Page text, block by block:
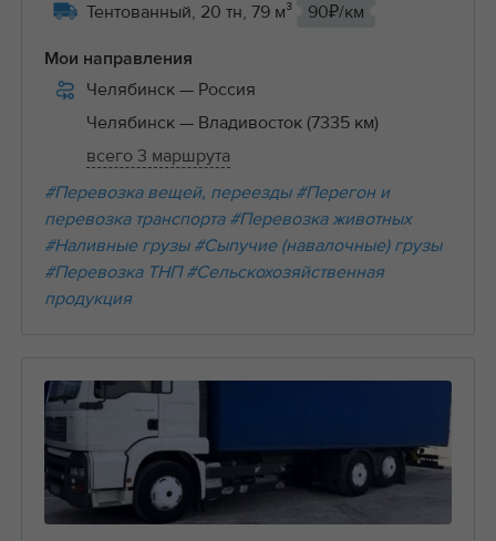
Тентованный, 20 тн, 79 м³ 90₽/км
Мои направления
Челябинск — Россия
Челябинск — Владивосток (7335 км)
всего 3 маршрута
#Перевозка вещей, переезды #Перегон и
перевозка транспорта #Перевозка животных
#Наливные грузы #Сыпучие (навалочные) грузы
#Перевозка ТНП #Сельскохозяйственная
продукция